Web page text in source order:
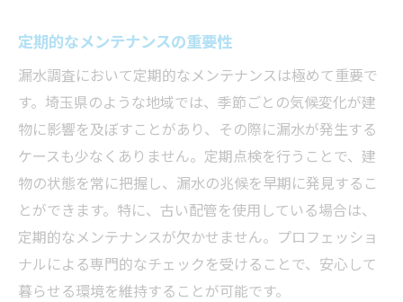
定期的なメンテナンスの重要性
漏水調査において定期的なメンテナンスは極めて重要で
す。埼玉県のような地域では、季節ごとの気候変化が建
物に影響を及ぼすことがあり、その際に漏水が発生する
ケースも少なくありません。定期点検を行うことで、建
物の状態を常に把握し、漏水の兆候を早期に発見するこ
とができます。特に、古い配管を使用している場合は、
定期的なメンテナンスが欠かせません。プロフェッショ
ナルによる専門的なチェックを受けることで、安心して
暮らせる環境を維持することが可能です。